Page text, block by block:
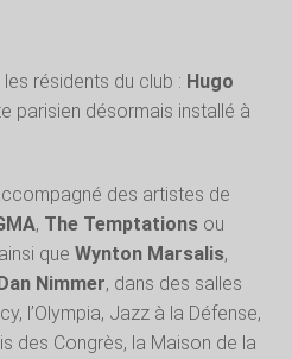
résidents du club : Hugo
parisien désormais installé à
des artistes de
, The Temptations ou
que Wynton Marsalis,
Nimmer, dans des salles
l’Olympia, Jazz à la Défense,
des Congrès, la Maison de la